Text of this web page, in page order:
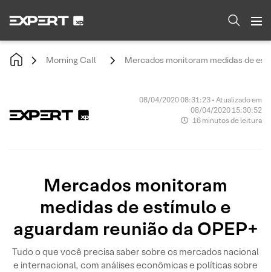
Morning Call Mercados monitoram medidas de
08/04/2020 08:31:23 • Atualizado em
08/04/2020 15:30:52
16 minutos de leitura
Mercados monitoram
medidas de estímulo e
aguardam reunião da OPEP+
Tudo o que você precisa saber sobre os mercados nacional
e internacional, com análises econômicas e políticas sobre